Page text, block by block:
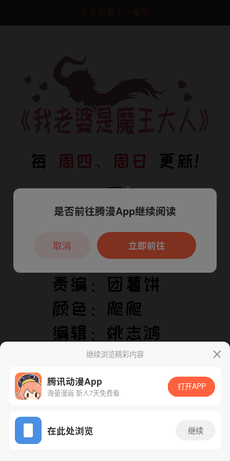
点击加载上一章节
App免费看
下一话
继续浏览精彩内容
腾讯动漫App
海量漫画 新人7天免费看
打开APP
在此处浏览 继续
本章节仅支持App阅读，可打开App新用
户7天免费看
是否前往腾漫App继续阅读
立即前往
取消